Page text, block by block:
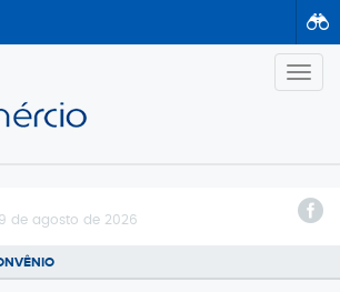
de agosto de 2026